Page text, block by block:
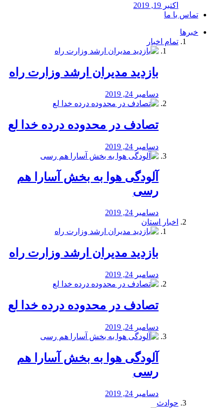
اکتبر 19, 2019
تماس با ما
خبرها
تمام اخبار
بازدید مدیران ارشد وزارت راه
دسامبر 24, 2019
تصادف در محدوده درده خدا لع
دسامبر 24, 2019
آلودگی هوا به بخش آسارا هم
رسی
دسامبر 24, 2019
اخبار استان
بازدید مدیران ارشد وزارت راه
دسامبر 24, 2019
تصادف در محدوده درده خدا لع
دسامبر 24, 2019
آلودگی هوا به بخش آسارا هم
رسی
دسامبر 24, 2019
حوادث